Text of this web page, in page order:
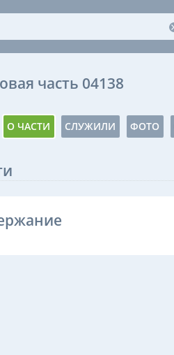
часть 04138
О ЧАСТИ СЛУЖИЛИ ФОТО